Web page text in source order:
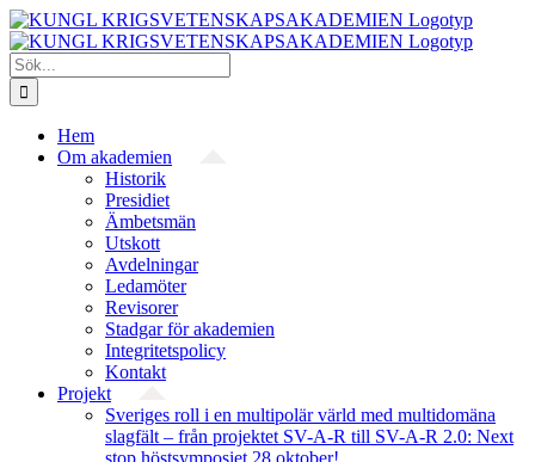
Fortsätt
till
innehållet
Sök
efter:
Hem
Om akademien
Historik
Presidiet
Ämbetsmän
Utskott
Avdelningar
Ledamöter
Revisorer
Stadgar för akademien
Integritetspolicy
Kontakt
Projekt
Sveriges roll i en multipolär värld med multidomäna
slagfält – från projektet SV-A-R till SV-A-R 2.0: Next
stop höstsymposiet 28 oktober!